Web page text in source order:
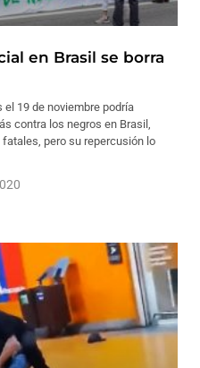
en Brasil se borra
el 19 de noviembre podría
contra los negros en Brasil,
pero su repercusión lo